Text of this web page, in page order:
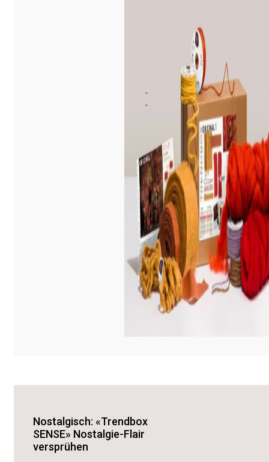
Ihre
Registrieren
Nostalgisch: «Trendbox
SENSE» Nostalgie-Flair
versprühen